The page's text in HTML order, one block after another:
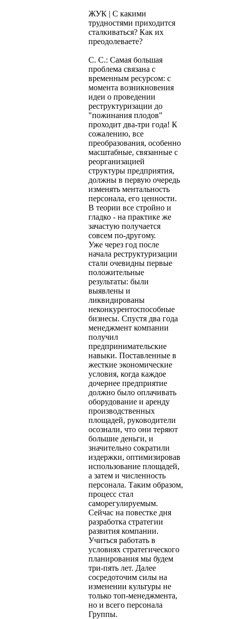
ЖУК | С какими
трудностями приходится
сталкиваться? Как их
преодолеваете?
С. С.: Самая большая
проблема связана с
временным ресурсом: с
момента возникновения
идеи о проведении
реструктуризации до
"пожинания плодов"
проходит два-три года! К
сожалению, все
преобразования, особенно
масштабные, связанные с
реорганизацией
структуры предприятия,
должны в первую очередь
изменять ментальность
персонала, его ценности.
В теории все стройно и
гладко - на практике же
зачастую получается
совсем по-другому.
Уже через год после
начала реструктуризации
стали очевидны первые
положительные
результаты: были
выявлены и
ликвидированы
неконкурентоспособные
бизнесы. Спустя два года
менеджмент компании
получил
предпринимательские
навыки. Поставленные в
жесткие экономические
условия, когда каждое
дочернее предприятие
должно было оплачивать
оборудование и аренду
производственных
площадей, руководители
осознали, что они теряют
большие деньги, и
значительно сократили
издержки, оптимизировав
использование площадей,
а затем и численность
персонала. Таким образом,
процесс стал
саморегулируемым.
Сейчас на повестке дня
разработка стратегии
развития компании.
Учиться работать в
условиях стратегического
планирования мы будем
три-пять лет. Далее
сосредоточим силы на
изменении культуры не
только топ-менеджмента,
но и всего персонала
Группы.